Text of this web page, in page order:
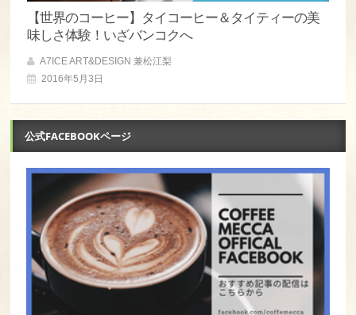
【世界のコーヒー】タイコーヒー＆タイティーの美
味しさ体験！いざバンコクへ
A7ICE ART&DESIGN 兼松江梨
2016年5月3日
公式FACEBOOKページ